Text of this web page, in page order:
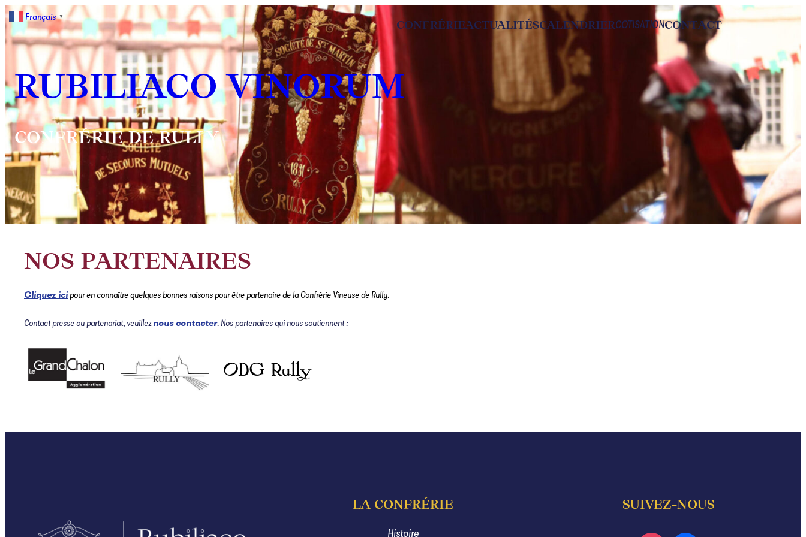
CONFRÉRIEACTUALITÉSCALENDRIERCOTISATIONCONTACT
RUBILIACO VINORUM
CONFRÉRIE DE RULLY
NOS PARTENAIRES
Cliquez icipour en connaître quelques bonnes raisons pour être partenaire de la Confrérie Vineuse de Rully.
Contact presse ou partenariat, veuilleznous contacter. Nos partenaires qui nous soutiennent :
LA CONFRÉRIE
Histoire
SUIVEZ-NOUS
Français ▼